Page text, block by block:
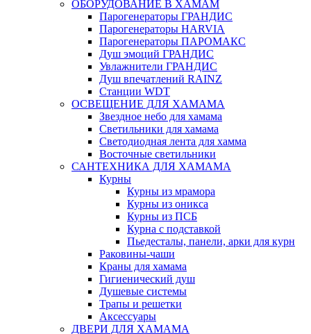
ОБОРУДОВАНИЕ В ХАМАМ
Парогенераторы ГРАНДИС
Парогенераторы HARVIA
Парогенераторы ПАРОМАКС
Душ эмоций ГРАНДИС
Увлажнители ГРАНДИС
Душ впечатлений RAINZ
Станции WDT
ОСВЕЩЕНИЕ ДЛЯ ХАМАМА
Звездное небо для хамама
Светильники для хамама
Светодиодная лента для хамма
Восточные светильники
САНТЕХНИКА ДЛЯ ХАМАМА
Курны
Курны из мрамора
Курны из оникса
Курны из ПСБ
Курна с подставкой
Пьедесталы, панели, арки для курн
Раковины-чаши
Краны для хамама
Гигиенический душ
Душевые системы
Трапы и решетки
Аксессуары
ДВЕРИ ДЛЯ ХАМАМА